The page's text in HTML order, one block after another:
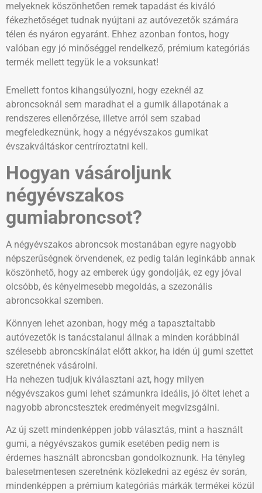
melyeknek köszönhetően remek tapadást és kiváló
fékezhetőséget tudnak nyújtani az autóvezetők számára
télen és nyáron egyaránt. Ehhez azonban fontos, hogy
valóban egy jó minőséggel rendelkező, prémium kategóriás
termék mellett tegyük le a voksunkat!
Emellett fontos kihangsúlyozni, hogy ezeknél az
abroncsoknál sem maradhat el a gumik állapotának a
rendszeres ellenőrzése, illetve arról sem szabad
megfeledkeznünk, hogy a négyévszakos gumikat
évszakváltáskor centríroztatni kell.
Hogyan vásároljunk
négyévszakos
gumiabroncsot?
A négyévszakos abroncsok mostanában egyre nagyobb
népszerűségnek örvendenek, ez pedig talán leginkább annak
köszönhető, hogy az emberek úgy gondolják, ez egy jóval
olcsóbb, és kényelmesebb megoldás, a szezonális
abroncsokkal szemben.
Könnyen lehet azonban, hogy még a tapasztaltabb
autóvezetők is tanácstalanul állnak a minden korábbinál
szélesebb abroncskínálat előtt akkor, ha idén új gumi szettet
szeretnének vásárolni.
Ha nehezen tudjuk kiválasztani azt, hogy milyen
négyévszakos gumi lehet számunkra ideális, jó öltet lehet a
nagyobb abroncstesztek eredményeit megvizsgálni.
Az új szett mindenképpen jobb választás, mint a használt
gumi, a négyévszakos gumik esetében pedig nem is
érdemes használt abroncsban gondolkoznunk. Ha tényleg
balesetmentesen szeretnénk közlekedni az egész év során,
mindenképpen a prémium kategóriás márkák termékei közül